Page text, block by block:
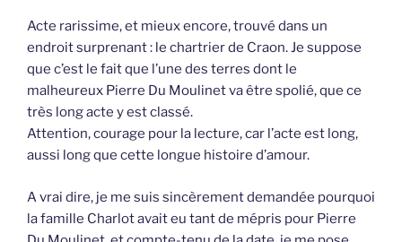
Acte rarissime, et mieux encore, trouvé dans un
endroit surprenant : le chartrier de Craon. Je suppose
que c’est le fait que l’une des terres dont le
malheureux Pierre Du Moulinet va être spolié, que ce
très long acte y est classé.
Attention, courage pour la lecture, car l’acte est long,
aussi long que cette longue histoire d’amour.
A vrai dire, je me suis sincèrement demandée pourquoi
la famille Charlot avait eu tant de mépris pour Pierre